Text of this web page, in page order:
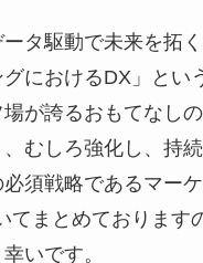
タ駆動で未来を拓
におけるDX」とい
が誇るおもてなし
むしろ強化し、持
須戦略であるマー
てまとめております
いです。